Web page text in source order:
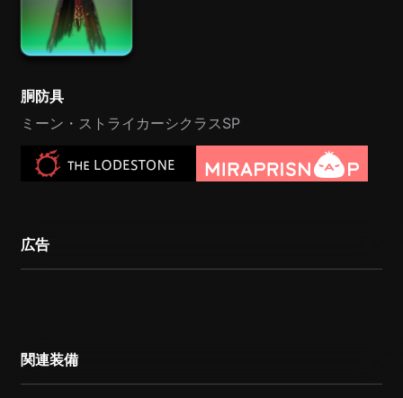
胴防具
ミーン・ストライカーシクラスSP
広告
関連装備